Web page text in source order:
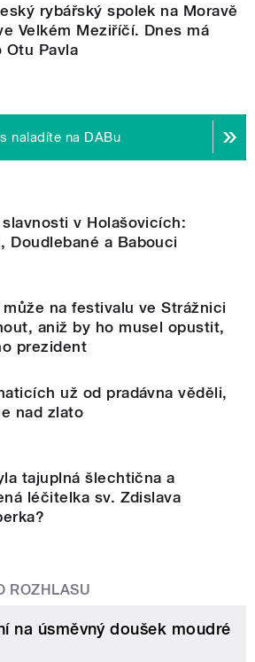
rybářský spolek na Moravě
Velkém Meziříčí. Dnes má
Otu Pavla
naladíte na DABu
v Holašovicích:
Doudlebané a Babouci
může na festivalu ve Strážnici
aniž by ho musel opustit,
prezident
už od pradávna věděli,
nad zlato
tajuplná šlechtična a
léčitelka sv. Zdislava
ROZHLASU
na úsměvný doušek moudré